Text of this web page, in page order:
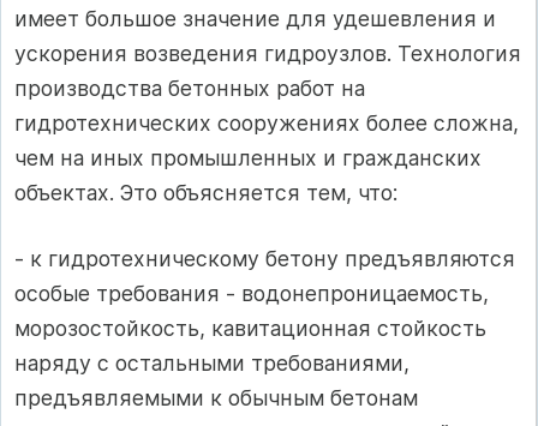
имеет большое значение для удешевления и
ускорения возведения гидроузлов. Технология
производства бетонных работ на
гидротехнических сооружениях более сложна,
чем на иных промышленных и гражданских
объектах. Это объясняется тем, что:
- к гидротехническому бетону предъявляются
особые требования - водонепроницаемость,
морозостойкость, кавитационная стойкость
наряду с остальными требованиями,
предъявляемыми к обычным бетонам